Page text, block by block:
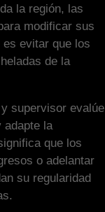
la región, las
modificar sus
evitar que los
de la
supervisor evalúe
adapte la
que los
o adelantar
su regularidad